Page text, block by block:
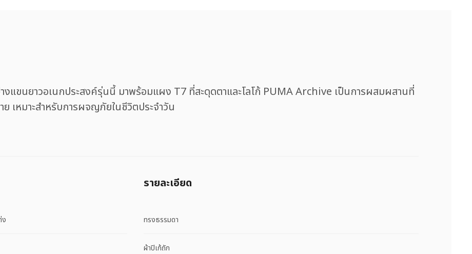
งแขนยาวอเนกประสงค์รุ่นนี้ มาพร้อมแผง T7 ที่สะดุดตาและโลโก้ PUMA Archive เป็นการผสมผสานที่
เหมาะสำหรับการผจญภัยในชีวิตประจำวัน
ง
รายละเอียด
ทรงธรรมดา
ผ้าปิเก้ถัก